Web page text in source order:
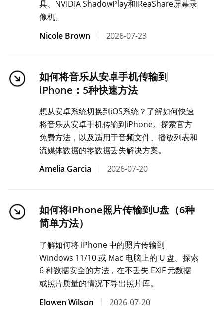
具、NVIDIA ShadowPlay和iReaShare屏幕录
像机。
Nicole Brown
2026-07-23
如何将音乐从安卓手机传输到
iPhone：5种快速方法
想从安卓系统切换到iOS系统？了解如何快速
将音乐从安卓手机传输到iPhone。探索官方
免费方法，以及适用于音频文件、播放列表和
流媒体数据的零数据丢失解决方案。
Amelia Garcia
2026-07-20
如何将iPhone照片传输到U盘（6种
简单方法）
了解如何将 iPhone 中的照片传输到
Windows 11/10 或 Mac 电脑上的 U 盘。探索
6 种数据安全的方法，在不丢失 EXIF 元数据
或照片质量的情况下导出照片库。
Elowen Wilson
2026-07-20